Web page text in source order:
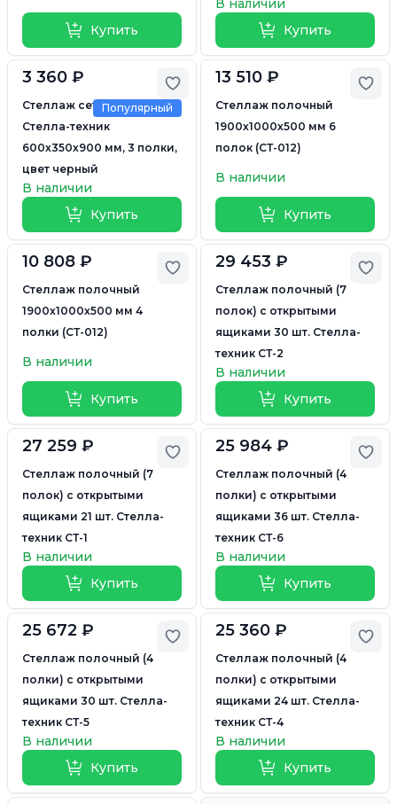
Купить
В наличии
Купить
Добавить в избранное
Популярный
3 360 ₽
Стеллаж сетчатый
Стелла-техник
600х350х900 мм, 3 полки,
цвет черный
В наличии
Купить
13 510 ₽
Стеллаж полочный
1900х1000х500 мм 6
полок (СТ-012)
В наличии
Купить
Добавить в избранное
10 808 ₽
Стеллаж полочный
1900х1000х500 мм 4
полки (СТ-012)
В наличии
Купить
29 453 ₽
Стеллаж полочный (7
полок) с открытыми
ящиками 30 шт. Стелла-
техник СТ-2
В наличии
Купить
Добавить в избранное
27 259 ₽
Стеллаж полочный (7
полок) с открытыми
ящиками 21 шт. Стелла-
техник СТ-1
В наличии
Купить
25 984 ₽
Стеллаж полочный (4
полки) с открытыми
ящиками 36 шт. Стелла-
техник СТ-6
В наличии
Купить
Добавить в избранное
25 672 ₽
Стеллаж полочный (4
полки) с открытыми
ящиками 30 шт. Стелла-
техник СТ-5
В наличии
Купить
25 360 ₽
Стеллаж полочный (4
полки) с открытыми
ящиками 24 шт. Стелла-
техник СТ-4
В наличии
Купить